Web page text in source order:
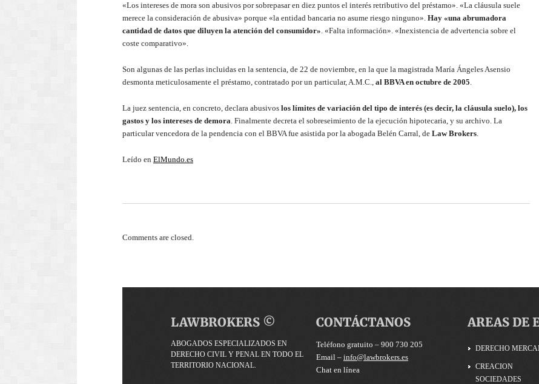
«Los intereses de mora son abusivos por sobrepasar en diez puntos el interés retributivo del préstamo». «La cláusula suele
merece la consideración de abusiva» porque «la entidad bancaria no asume riesgo ninguno». Hay «una abrumadora
cantidad de datos que diluyen la atención del consumidor». «Falta información». «Inexistencia de advertencia sobre el
coste comparativo».
Son algunas de las perlas incluidas en la sentencia, de 22 de noviembre, en la que la magistrada María Ángeles Asensio
desmonta meticulosamente el préstamo, contratado por un particular, A.M.C., al BBVA en octubre de 2005.
La juez sentencia, en concreto, declara abusivos los límites de variación del tipo de interés (es decir, la cláusula suelo), los
gastos y los intereses de demora. Finalmente decreta el sobreseimiento de la ejecución hipotecaria, y su archivo. La
particular vencedora de la pendencia con el BBVA fue asistida por la abogada Belén Carral, de Law Brokers.
Leído en ElMundo.es
Comments are closed.
LAWBROKERS ©
ABOGADOS ESPECIALIZADOS EN
DERECHO CIVIL Y PENAL EN TODO EL
TERRITORIO NACIONAL.
CONTÁCTANOS
Teléfono gratuito – 900 730 205
Email – info@lawbrokers.es
Chat en línea
AREAS DE
DERECHO
CREACION
SOCIEDADES